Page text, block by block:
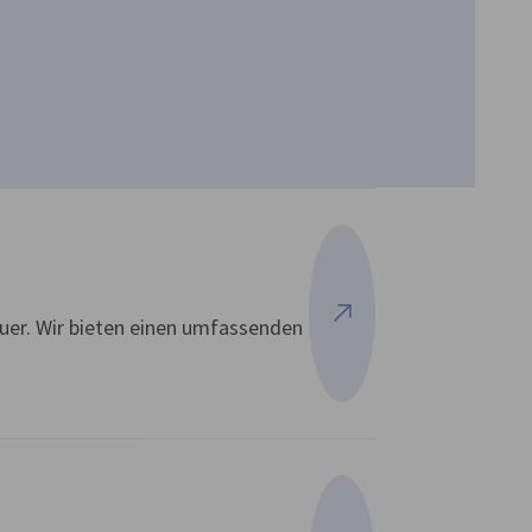
Wir bieten einen umfassenden Mehr ansehen